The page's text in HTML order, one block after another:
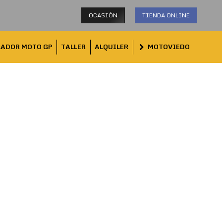
OCASIÓN TIENDA ONLINE
MOTO GP TALLER ALQUILER MOTOVIEDO